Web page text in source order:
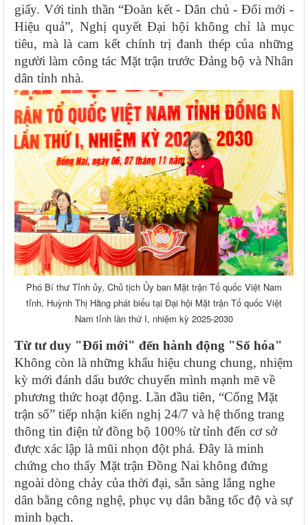
giấy. Với tinh thần “Đoàn kết - Dân chủ - Đổi mới -
Hiệu quả”, Nghị quyết Đại hội không chỉ là mục
tiêu, mà là cam kết chính trị đanh thép của những
người làm công tác Mặt trận trước Đảng bộ và Nhân
dân tỉnh nhà.
Phó Bí thư Tỉnh ủy, Chủ tịch Ủy ban Mặt trận Tổ quốc Việt Nam
tỉnh, Huỳnh Thị Hằng phát biểu tại Đại hội Mặt trận Tổ quốc Việt
Nam tỉnh lần thứ I, nhiệm kỳ 2025-2030
Từ tư duy "Đổi mới" đến hành động "Số hóa"
Không còn là những khẩu hiệu chung chung, nhiệm
kỳ mới đánh dấu bước chuyển mình mạnh mẽ về
phương thức hoạt động. Lần đầu tiên, “Cổng Mặt
trận số” tiếp nhận kiến nghị 24/7 và hệ thống trang
thông tin điện tử đồng bộ 100% từ tỉnh đến cơ sở
được xác lập là mũi nhọn đột phá. Đây là minh
chứng cho thấy Mặt trận Đồng Nai không đứng
ngoài dòng chảy của thời đại, sẵn sàng lắng nghe
dân bằng công nghệ, phục vụ dân bằng tốc độ và sự
minh bạch.